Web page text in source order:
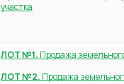
участка
ЛОТ №1. Продажа
ЛОТ №2. Продажа